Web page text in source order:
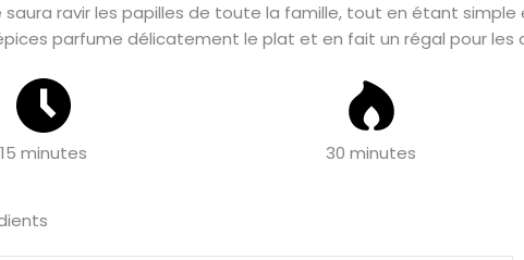
saura ravir les papilles de toute la famille, tout en étant
parfume délicatement le plat et en fait un régal pour les
15 minutes 30 minutes